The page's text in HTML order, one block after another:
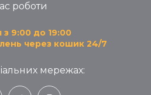
роботи
9:00 до 19:00
через кошик 24/7
мережах: